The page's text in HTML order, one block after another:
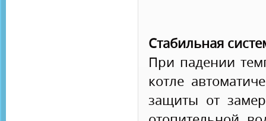
Стабильная
При падении
котле
защиты от